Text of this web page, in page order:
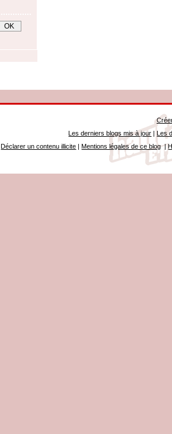
Les derniers blogs mis à jour |Les
Déclarer un contenu illicite |Mentions légales de ce blog|